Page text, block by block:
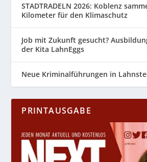
STADTRADELN 2026: Koblenz
Kilometer für den Klimaschutz
Job mit Zukunft gesucht?
der Kita LahnEggs
Neue Kriminalführungen in
PRINTAUSGABE